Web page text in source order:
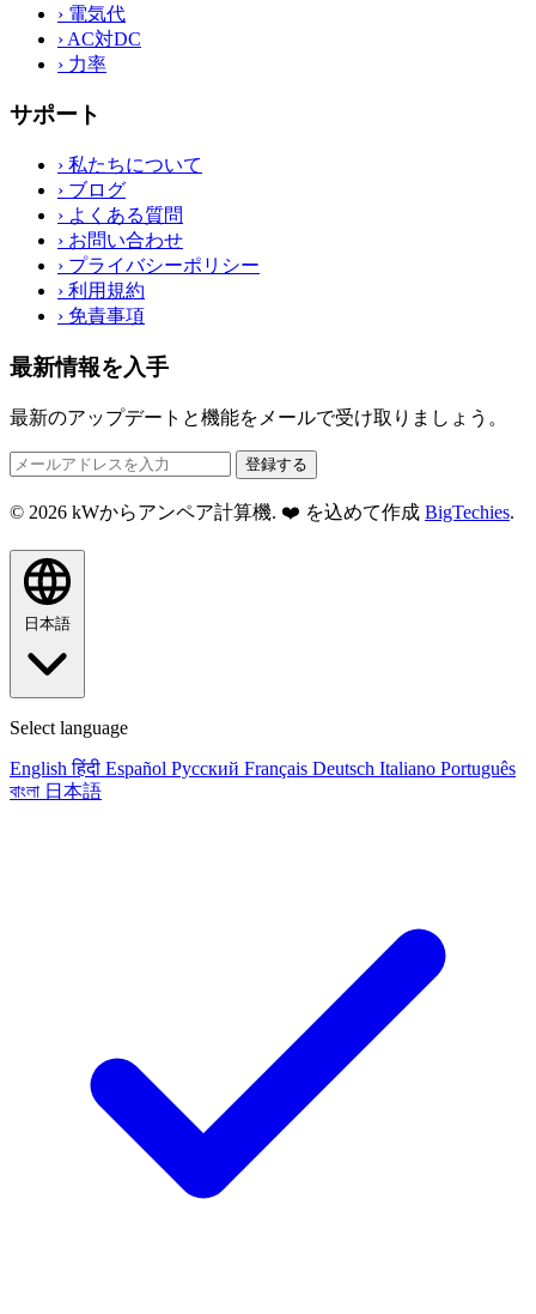
› 電気代
› AC対DC
› 力率
サポート
› 私たちについて
› ブログ
› よくある質問
› お問い合わせ
› プライバシーポリシー
› 利用規約
› 免責事項
最新情報を入手
最新のアップデートと機能をメールで受け取りましょう。
登録する
© 2026 kWからアンペア計算機. ❤️ を込めて作成 BigTechies.
日本語
Select language
English हिंदी Español Русский Français Deutsch Italiano Português
বাংলা 日本語